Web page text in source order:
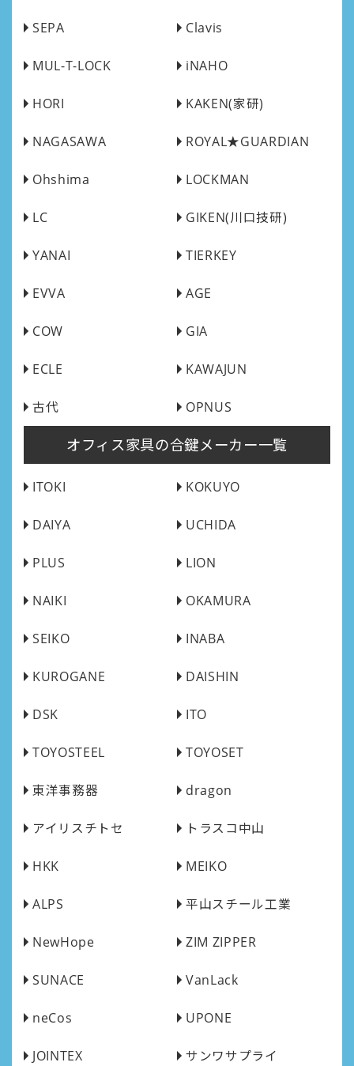
SEPA Clavis
MUL-T-LOCK iNAHO
HORI KAKEN(家研)
NAGASAWA ROYAL★GUARDIAN
Ohshima LOCKMAN
LC GIKEN(川口技研)
YANAI TIERKEY
EVVA AGE
COW GIA
ECLE KAWAJUN
古代 OPNUS
オフィス家具の合鍵メーカー一覧
ITOKI KOKUYO
DAIYA UCHIDA
PLUS LION
NAIKI OKAMURA
SEIKO INABA
KUROGANE DAISHIN
DSK ITO
TOYOSTEEL TOYOSET
東洋事務器 dragon
アイリスチトセ トラスコ中山
HKK MEIKO
ALPS 平山スチール工業
NewHope ZIM ZIPPER
SUNACE VanLack
neCos UPONE
JOINTEX サンワサプライ